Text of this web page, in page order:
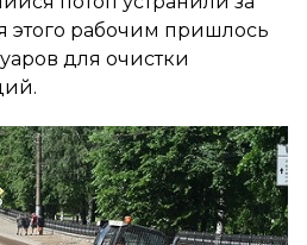
этого рабочим пришлось
для очистки